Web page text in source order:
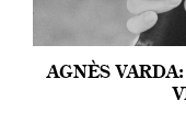
AGNÈS